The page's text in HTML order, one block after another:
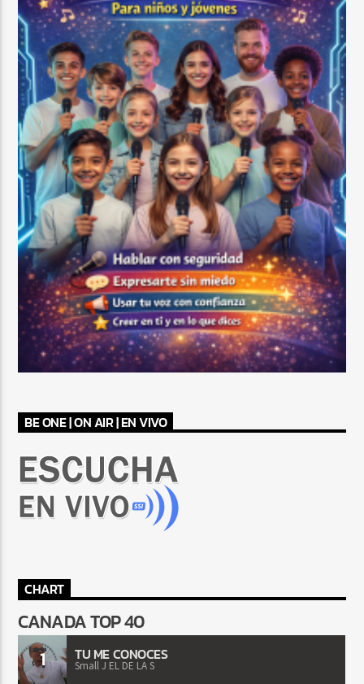
BE ONE | ON AIR | EN VIVO
CHART
CANADA TOP 40
1 TU ME CONOCES
Small J EL DE LA S